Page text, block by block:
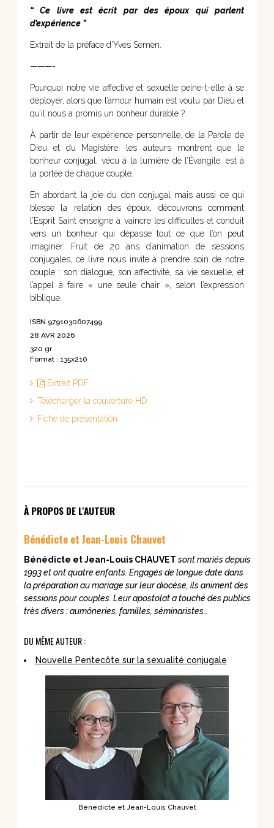
“ Ce livre est écrit par des époux qui parlent
d’expérience ”
Extrait de la préface d’Yves Semen.
———-
Pourquoi notre vie affective et sexuelle peine-t-elle à se
déployer, alors que l’amour humain est voulu par Dieu et
qu’il nous a promis un bonheur durable ?
À partir de leur expérience personnelle, de la Parole de
Dieu et du Magistère, les auteurs montrent que le
bonheur conjugal, vécu à la lumière de l’Évangile, est à
la portée de chaque couple.
En abordant la joie du don conjugal mais aussi ce qui
blesse la relation des époux, découvrons comment
l’Esprit Saint enseigne à vaincre les difficultés et conduit
vers un bonheur qui dépasse tout ce que l’on peut
imaginer. Fruit de 20 ans d’animation de sessions
conjugales, ce livre nous invite à prendre soin de notre
couple : son dialogue, son affectivité, sa vie sexuelle, et
l’appel à faire « une seule chair », selon l’expression
biblique.
ISBN 9791030607499
28 AVR 2026
320 gr
Format : 135x210
Extrait PDF
Télécharger la couverture HD
Fiche de présentation
À PROPOS DE L'AUTEUR
Bénédicte et Jean-Louis Chauvet
Bénédicte et Jean-Louis CHAUVETsont mariés depuis
1993 et ont quatre enfants. Engagés de longue date dans
la préparation au mariage sur leur diocèse, ils animent des
sessions pour couples. Leur apostolat a touché des publics
très divers : aumôneries, familles, séminaristes…
DU MÊME AUTEUR :
Nouvelle Pentecôte sur la sexualité conjugale
Bénédicte et Jean-Louis Chauvet